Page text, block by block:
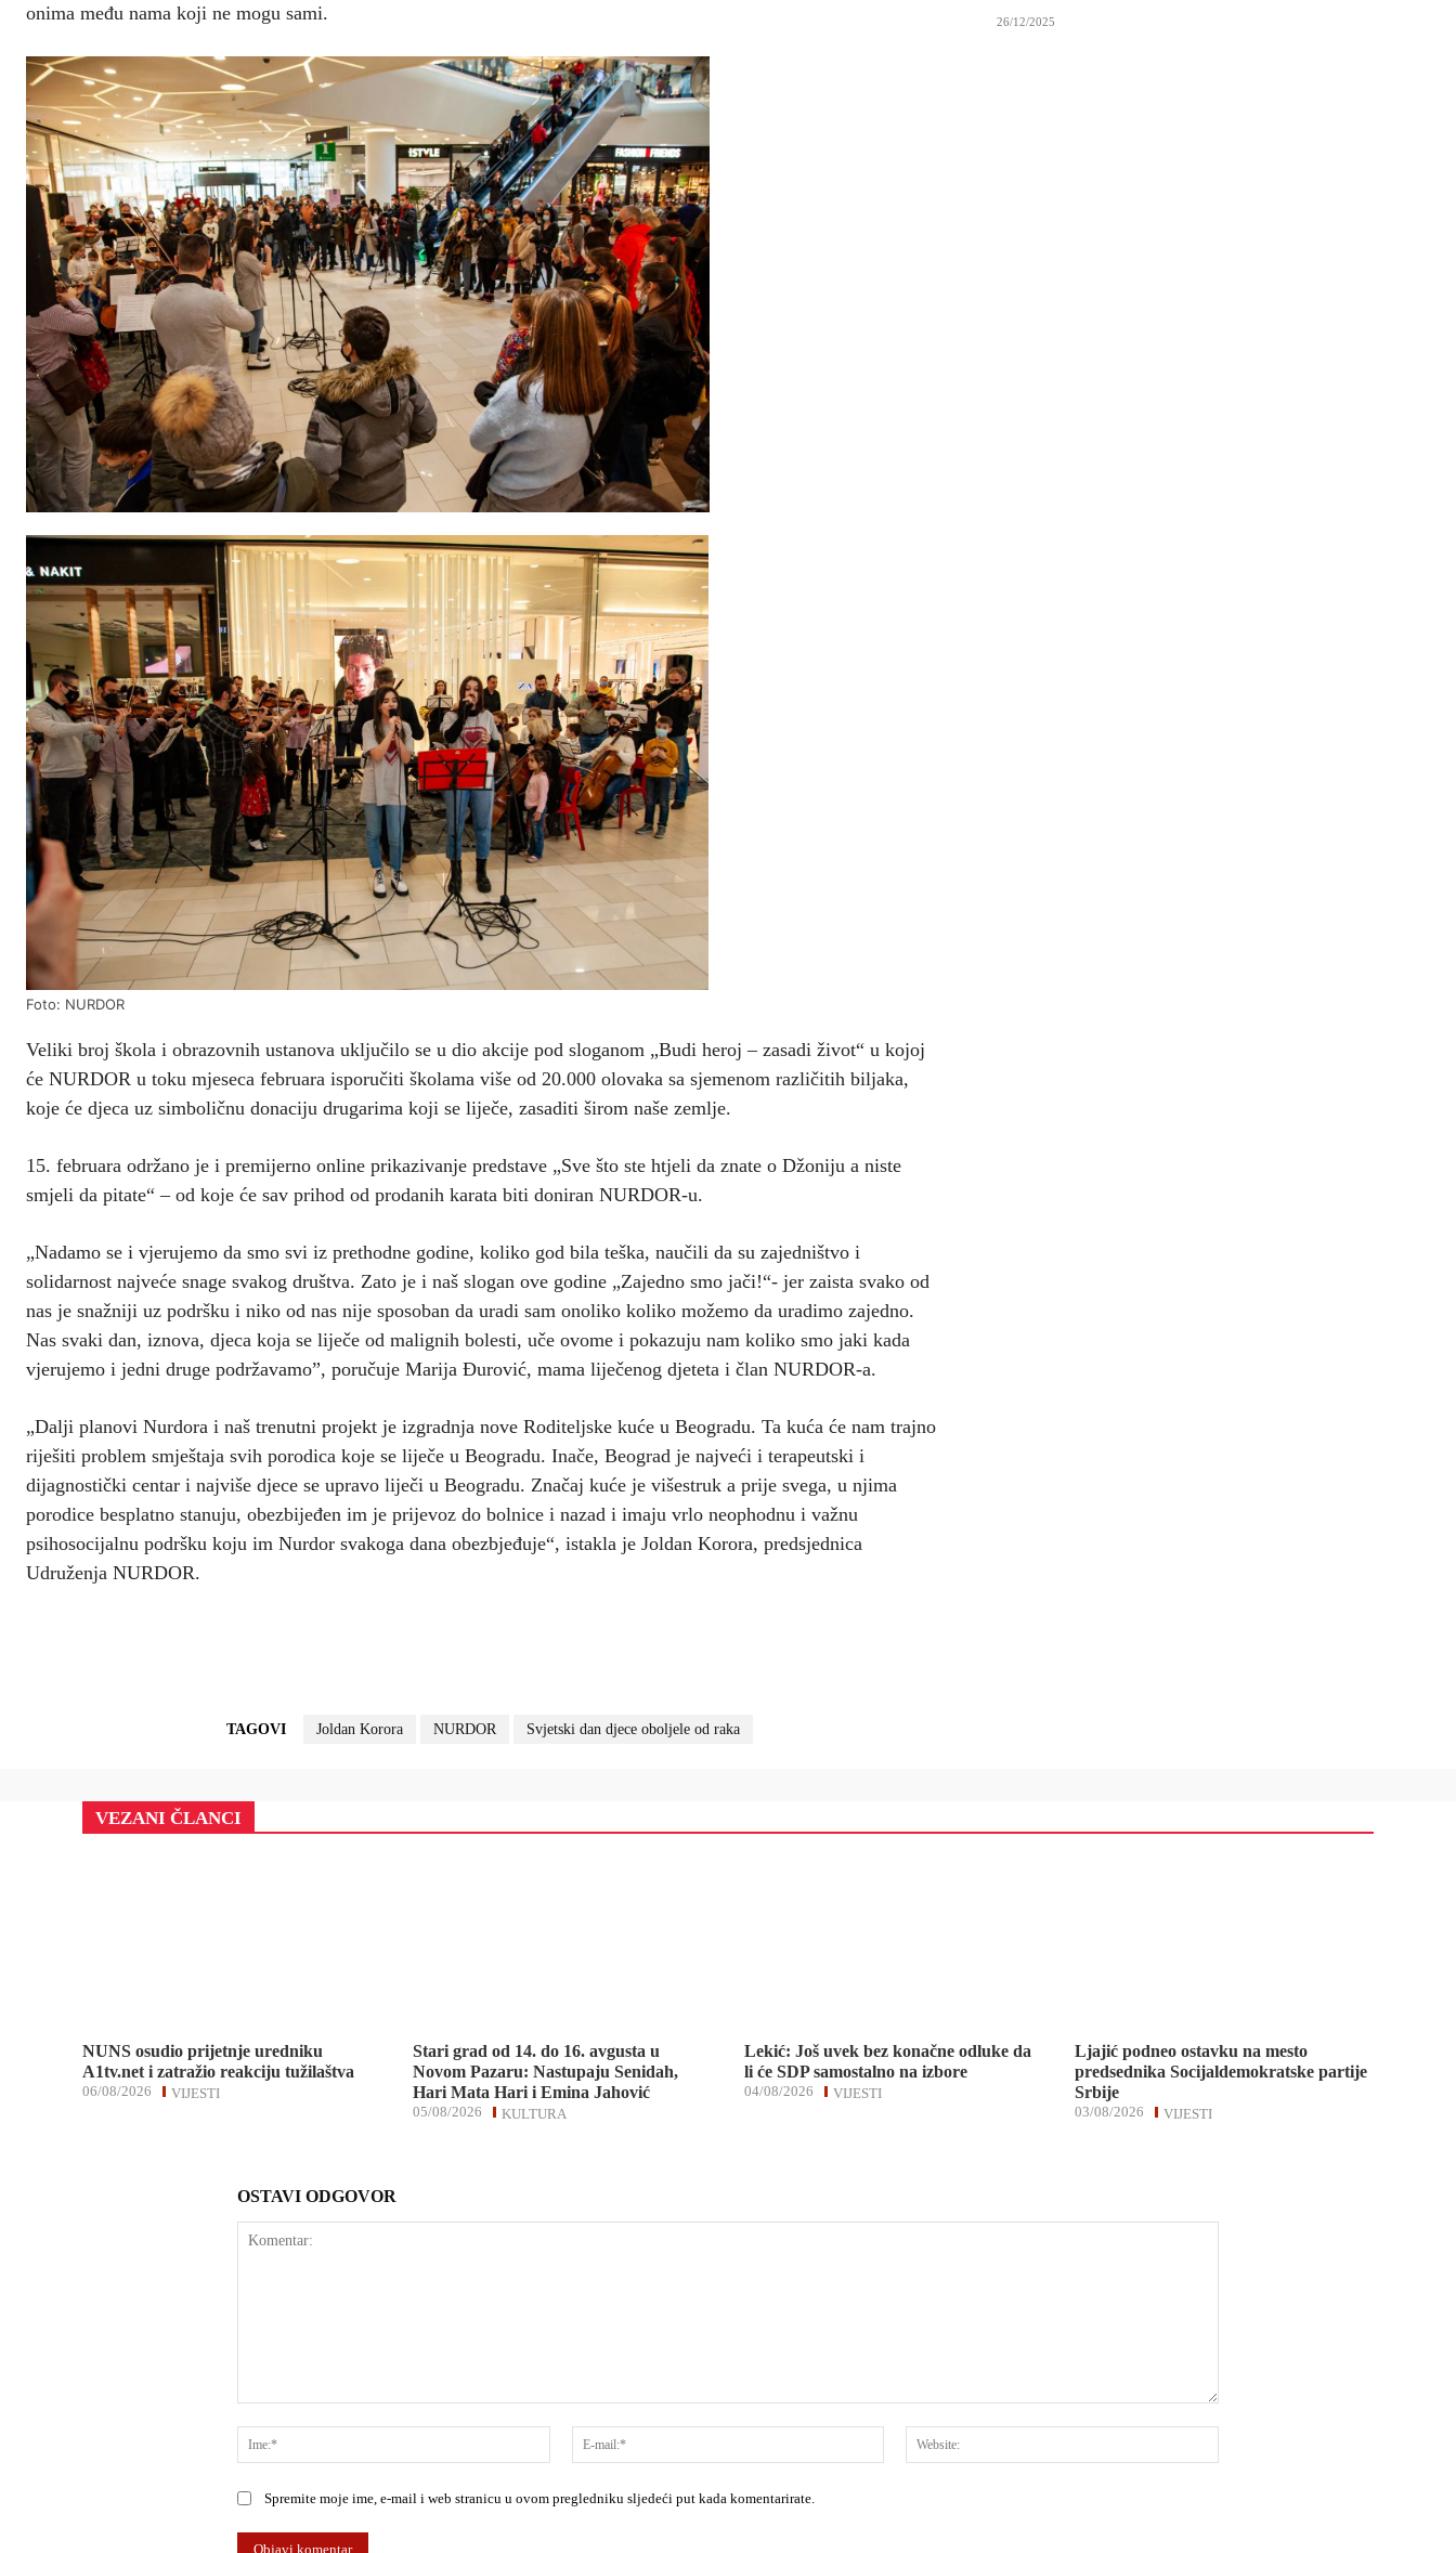
onima među nama koji ne mogu sami.
Foto: NURDOR
Veliki broj škola i obrazovnih ustanova uključilo se u dio akcije pod sloganom „Budi heroj – zasadi život“ u kojoj
će NURDOR u toku mjeseca februara isporučiti školama više od 20.000 olovaka sa sjemenom različitih biljaka,
koje će djeca uz simboličnu donaciju drugarima koji se liječe, zasaditi širom naše zemlje.
15. februara održano je i premijerno online prikazivanje predstave „Sve što ste htjeli da znate o Džoniju a niste
smjeli da pitate“ – od koje će sav prihod od prodanih karata biti doniran NURDOR-u.
„Nadamo se i vjerujemo da smo svi iz prethodne godine, koliko god bila teška, naučili da su zajedništvo i
solidarnost najveće snage svakog društva. Zato je i naš slogan ove godine „Zajedno smo jači!“- jer zaista svako od
nas je snažniji uz podršku i niko od nas nije sposoban da uradi sam onoliko koliko možemo da uradimo zajedno.
Nas svaki dan, iznova, djeca koja se liječe od malignih bolesti, uče ovome i pokazuju nam koliko smo jaki kada
vjerujemo i jedni druge podržavamo”, poručuje Marija Đurović, mama liječenog djeteta i član NURDOR-a.
„Dalji planovi Nurdora i naš trenutni projekt je izgradnja nove Roditeljske kuće u Beogradu. Ta kuća će nam trajno
riješiti problem smještaja svih porodica koje se liječe u Beogradu. Inače, Beograd je najveći i terapeutski i
dijagnostički centar i najviše djece se upravo liječi u Beogradu. Značaj kuće je višestruk a prije svega, u njima
porodice besplatno stanuju, obezbijeđen im je prijevoz do bolnice i nazad i imaju vrlo neophodnu i važnu
psihosocijalnu podršku koju im Nurdor svakoga dana obezbjeđuje“, istakla je Joldan Korora, predsjednica
Udruženja NURDOR.
TAGOVI Joldan Korora NURDOR Svjetski dan djece oboljele od raka
26/12/2025
VEZANI ČLANCI
NUNS osudio prijetnje uredniku
A1tv.net i zatražio reakciju tužilaštva
VIJESTI
06/08/2026
Stari grad od 14. do 16. avgusta u
Novom Pazaru: Nastupaju Senidah,
Hari Mata Hari i Emina Jahović
KULTURA
05/08/2026
Lekić: Još uvek bez konačne odluke da
li će SDP samostalno na izbore
VIJESTI
04/08/2026
Ljajić podneo ostavku na mesto
predsednika Socijaldemokratske partije
Srbije
VIJESTI
03/08/2026
OSTAVI ODGOVOR
Ime:*
mail:*
Spremite moje ime, e-mail i web stranicu u ovom pregledniku sljedeći put kada komentarirate.